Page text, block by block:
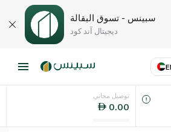
سبينس - تسوق البقالة
ديجيتال آند كود
اللغةتوصيل مجاني
0.00